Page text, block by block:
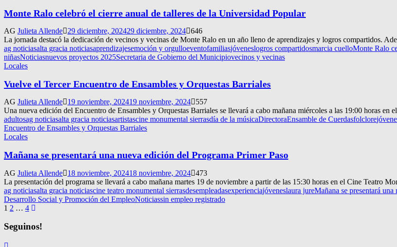
Monte Ralo celebró el cierre anual de talleres de la Universidad Popular
AG Julieta Allende 29 diciembre, 202429 diciembre, 2024 646
La jornada destacó la dedicación de vecinos y vecinas de Monte Ralo en un año lleno de aprendizajes y logros compartidos.
ag noticiasalta gracia noticiasaprendizajesemoción y orgulloeventofamiliasjóveneslogros compartidosmarcia cuelloMonte Ralo
niñasNoticiasnuevos proyectos 2025Secretaria de Gobierno del Municipiovecinos y vecinas
Locales
Vuelve el Tercer Encuentro de Ensambles y Orquestas Barriales
AG Julieta Allende 19 noviembre, 202419 noviembre, 2024
557
Una nueva edición del Encuentro de Ensambles y Orquestas Barriales se llevará a cabo mañana miércoles a las 19:00 horas en
adultosag noticiasalta gracia noticiasartistascine monumental sierrasdía de la músicaDirectoraEnsamble de Cuerdasfolclore
Encuentro de Ensambles y Orquestas Barriales
Locales
Mañana se presentará una nueva edición del Programa Primer Paso
AG Julieta Allende 18 noviembre, 202418 noviembre, 2024 473
La presentación del programa se llevará a cabo mañana martes 19 de noviembre a partir de las 15:30 horas en el Cine Teatro
ag noticiasalta gracia noticiascine teatro monumental sierrasdesempleadasexperienciajóveneslaura jureMañana se presentará
Desarrollo Social y Promoción del EmpleoNoticiassin empleo registrado
Navegación
de
entradas
1 2 … 4
Seguinos!